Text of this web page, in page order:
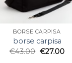
BORSE CARPISA
borse carpisa
€43.00 €27.00